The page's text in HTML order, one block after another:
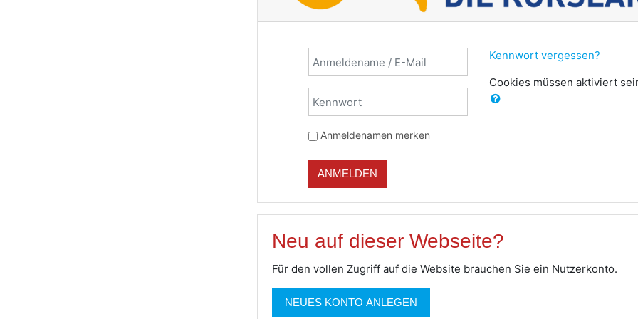
Anmeldename / E-Mail
Kennwort
Anmeldenamen merken
ANMELDEN
Kennwort vergessen?
Cookies müssen aktiviert
Neu auf dieser Webseite?
Für den vollen Zugriff auf die Website brauchen Sie ein Nutzerkonto.
NEUES KONTO ANLEGEN